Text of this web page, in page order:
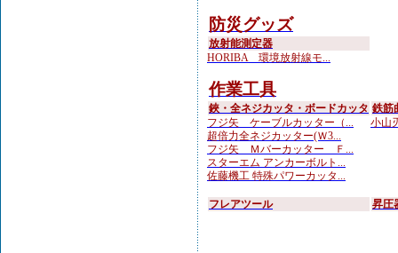
防災グッズ
放射能測定器
HORIBA 環境放射線モ...
作業工具
鋏・全ネジカッタ・ボードカッタ
フジ矢 ケーブルカッター（...
超倍力全ネジカッター(Ｗ3...
フジ矢 Ｍバーカッター Ｆ...
スターエム アンカーボルト...
佐藤機工 特殊パワーカッタ...
鉄筋
小山
フレアツール 昇圧